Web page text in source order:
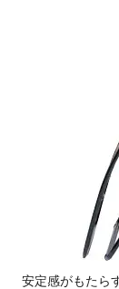
安定感がもたら